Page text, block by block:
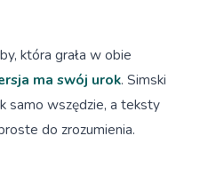
która grała w obie
ma swój urok. Simski
samo wszędzie, a teksty
do zrozumienia.